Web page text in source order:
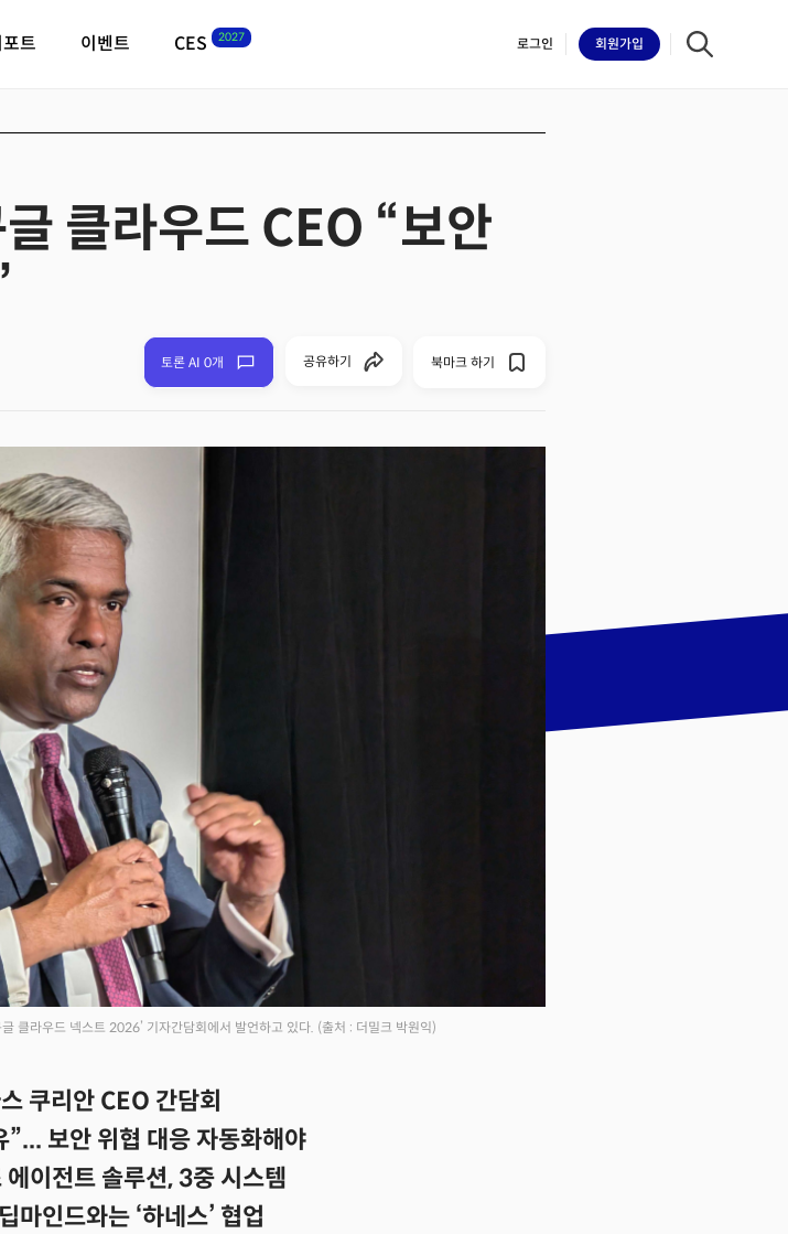
트 이벤트 CES 2027
필드 가이드
CES2027 with TheMiilk
로그인 회원가입
클라우드 CEO “보안
토론 AI 0개 공유하기
Facebook
북마크 하기
클라우드 넥스트 2026’ 기자간담회에서 발언하고 있다. (출처 : 더밀크 박원익)
쿠리안 CEO 간담회
보안 위협 대응 자동화해야
이전트 솔루션, 3중 시스템
마인드와는 ‘하네스’ 협업